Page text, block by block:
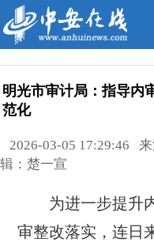
明光市审计局：指导内
范化
2026-03-05 17:29:46
辑：楚一宣
为进一步提升内
审整改落实，连日